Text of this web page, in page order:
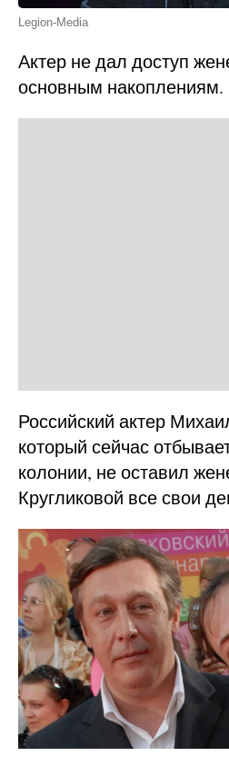
Legion-Media
Актер не дал доступ
основным накоплениям.
Российский актер
который сейчас
колонии, не оставил
Кругликовой все свои